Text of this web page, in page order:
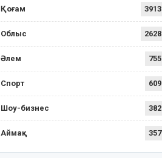
Қоғам 3913
Облыс 2628
Әлем 755
Спорт 609
Шоу-бизнес 382
Аймақ 357